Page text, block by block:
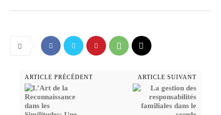
ARTICLE PRÉCÉDENT ARTICLE SUIVANT